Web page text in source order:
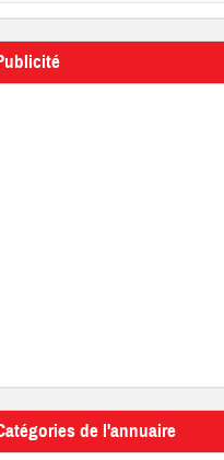
de l'annuaire